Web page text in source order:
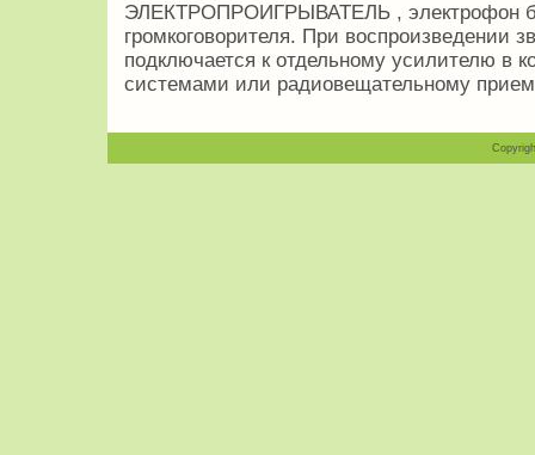
ЭЛЕКТРОПРОИГРЫВАТЕЛЬ , электрофон
громкоговорителя. При воспроизведении
подключается к отдельному усилителю в
системами или радиовещательному